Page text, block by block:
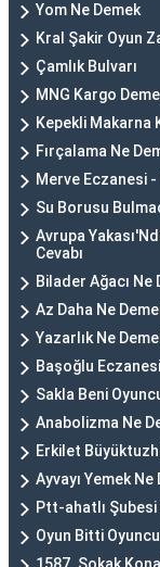
Yom Ne Demek
Kral Şakir Oyun
Çamlık Bulvarı
MNG Kargo
Kepekli Makarna
Fırçalama Ne
Merve Eczanesi
Su Borusu
Avrupa
Cevabı
Bilader Ağacı Ne
Az Daha Ne
Yazarlık Ne
Başoğlu
Sakla Beni
Anabolizma Ne
Erkilet
Ayvayı Yemek Ne
Ptt-ahatlı Şubesi
Oyun Bitti